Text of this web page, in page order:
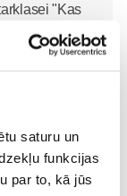
saturu un
funkcijas
par to, kā jūs
"Kas
- vasaras